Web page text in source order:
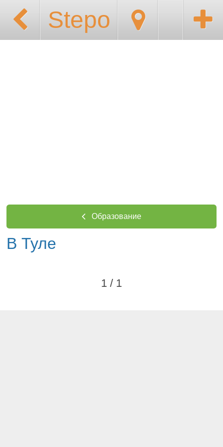
Stepo
Образование
В Туле
1 / 1